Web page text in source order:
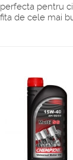
pentru
de cele mai